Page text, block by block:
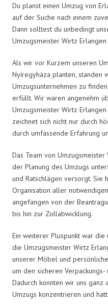
Du planst einen Umzug von
auf der Suche nach einem
Dann solltest du unbedingt
Umzugsmeister Wirtz
Als wir vor Kurzem unseren
Nyíregyháza planten, standen
Umzugsunternehmen zu
erfüllt. Wir waren angenehm
Umzugsmeister Wirtz
zeichnet sich nicht nur durch
durch umfassende Erfahrung
Das Team von
der Planung des Umzugs
und Ratschlägen versorgt. Sie
Organisation aller
angefangen von der
bis hin zur Zollabwicklung.
Ein weiterer Pluspunkt war die
die Umzugsmeister Wirtz
unserer Möbel und
um den sicheren
Dadurch konnten wir uns ganz
Umzugs konzentrieren und